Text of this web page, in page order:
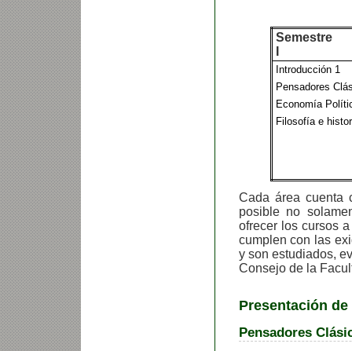
Semestre
Introducción 1
Pensadores
Economía
Filosofía e
Cada área cuenta
posible no
ofrecer los cursos
cumplen con las
y son estudiados,
Consejo de la
Presentación de
Pensadores